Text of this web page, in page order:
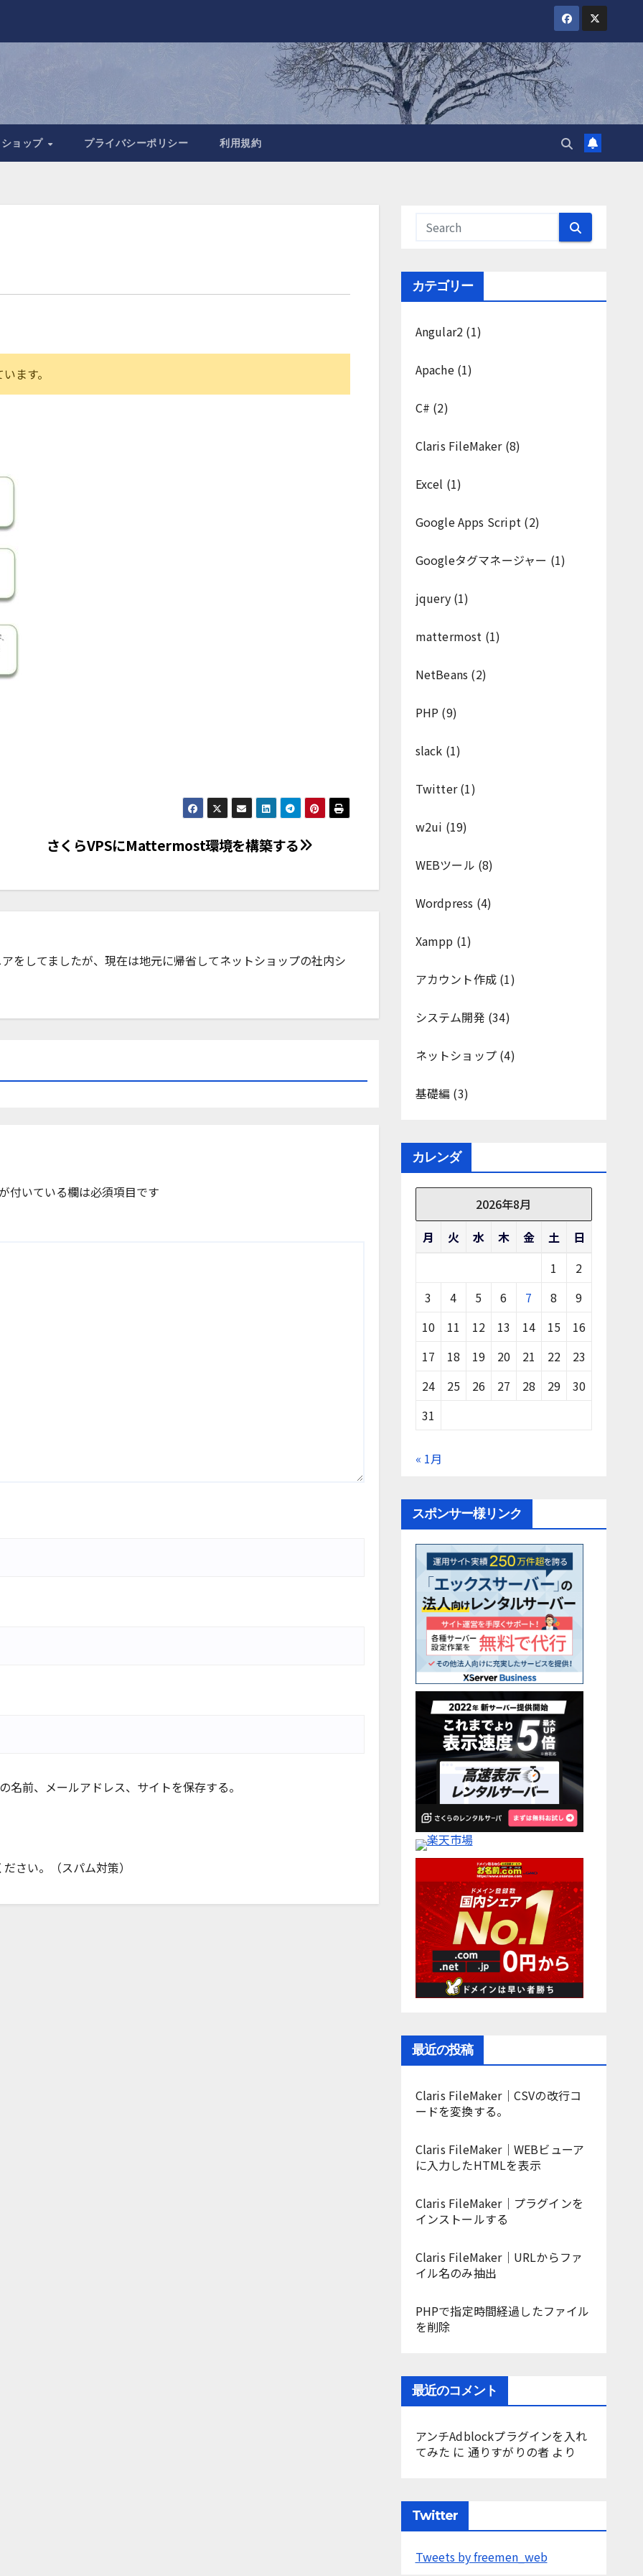
ョップ プライバシーポリシー 利用規約
ます。
さくらVPSにMattermost環境を構築する
をしてましたが、現在は地元に帰省してネットショップの社内シ
付いている欄は必須項目です
前、メールアドレス、サイトを保存する。
さい。（スパム対策）
カテゴリー
Angular2 (1)
Apache(1)
C# (2)
Claris FileMaker(8)
Excel (1)
Google Apps Script (2)
Googleタグマネージャー (1)
jquery(1)
mattermost (1)
NetBeans (2)
PHP (9)
slack (1)
Twitter(1)
w2ui (19)
WEBツール (8)
Wordpress (4)
Xampp (1)
アカウント作成(1)
システム開発 (34)
ネットショップ(4)
基礎編 (3)
カレンダ
2026年8月
月
火 水 木 金 土
日
1
2
3
4 5 6 7 8
9
10
11 12 13 14 15
16
17
18 19 20 21 22
23
24
25 26 27 28 29
30
31
« 1月
スポンサー様リンク
最近の投稿
Claris FileMaker｜CSVの改行コ
ードを変換する。
Claris FileMaker｜WEBビューア
に入力したHTMLを表示
Claris FileMaker｜プラグインを
インストールする
Claris FileMaker｜URLからファ
イル名のみ抽出
PHPで指定時間経過したファイル
を削除
最近のコメント
アンチAdblockプラグインを入れ
てみた に 通りすがりの者 より
Twitter
Tweets by freemen_web